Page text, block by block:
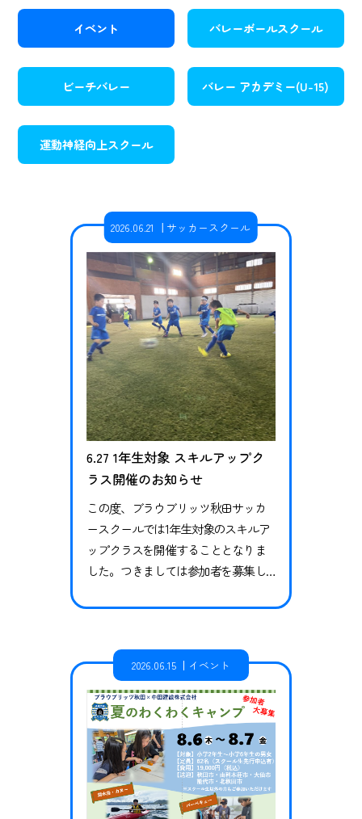
イベント バレーボールスクール
ビーチバレー バレー アカデミー(U-15)
運動神経向上スクール
2026.06.21 サッカースクール
6.27 1年生対象 スキルアップク
ラス開催のお知らせ
この度、ブラウブリッツ秋田サッカ
ースクールでは1年生対象のスキルア
ップクラスを開催することとなりま
した。つきましては参加者を募集し
をご確認いただき、お申し込みくだ
習場 受付時間 11:15 実施時間 11:30～12:3
0 お申し込みはこちら ◆持ち物 サッ
カー用具一式(スパイク可)、水筒、タ
オル、着替えなど ◆参加費 …
2026.06.15 イベント